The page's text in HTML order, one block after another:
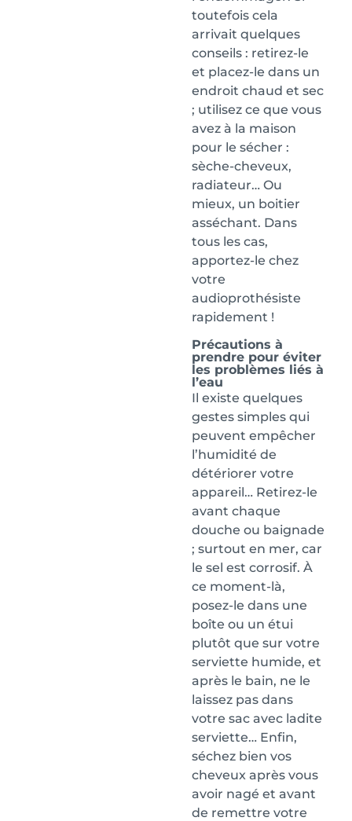
toutefois cela
arrivait quelques
conseils : retirez-le
et placez-le dans un
endroit chaud et sec
; utilisez ce que vous
avez à la maison
pour le sécher :
sèche-cheveux,
radiateur… Ou
mieux, un boitier
asséchant. Dans
tous les cas,
apportez-le chez
votre
audioprothésiste
rapidement !
Précautions à
prendre pour éviter
les problèmes liés à
l’eau
Il existe quelques
gestes simples qui
peuvent empêcher
l’humidité de
détériorer votre
appareil… Retirez-le
avant chaque
douche ou baignade
; surtout en mer, car
le sel est corrosif. À
ce moment-là,
posez-le dans une
boîte ou un étui
plutôt que sur votre
serviette humide, et
après le bain, ne le
laissez pas dans
votre sac avec ladite
serviette… Enfin,
séchez bien vos
cheveux après vous
avoir nagé et avant
de remettre votre